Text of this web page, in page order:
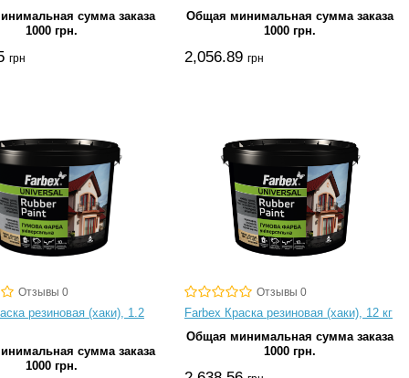
сумма заказа
1000 грн.
грн
Общая минимальная сумма заказа
1000 грн.
2,056.89 грн
Отзывы 0
резиновая (хаки), 1.2
сумма заказа
1000 грн.
Отзывы 0
Farbex Краска резиновая (хаки), 12 кг
Общая минимальная сумма заказа
1000 грн.